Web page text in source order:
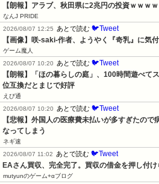
【朗報】アラブ、秋田県に2兆円の投資ｗｗｗ
なんJ PRIDE
2026/08/07 12:25
あとで読む 🐦Tweet
【画像】咲-saki-作者、ようやく『奇乳』に気
ゲーム魔人
2026/08/07 10:20
あとで読む 🐦Tweet
【朗報】「ほの暮らしの庭」、100時間遊べて
位互換だとまじで好評
えび通
2026/08/07 10:20
あとで読む 🐦Tweet
【悲報】外国人の医療費未払いが多すぎたの
なってしまう
ネギ速
2026/08/07 11:02
あとで読む 🐦Tweet
EAさん買収、完全完了。買収の借金を押し付
mutyunのゲーム+αブログ